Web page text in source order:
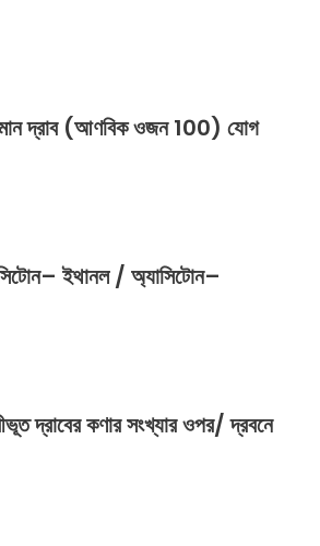
দ্রাব (আণবিক ওজন 100) যোগ
–ইথানল/ অ্যাসিটোন–
দ্রাবেরকণারসংখ্যারওপর/দ্রবনে